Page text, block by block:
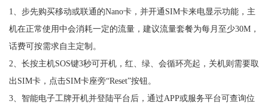
1、步先购买移动或联通的Nano卡，并开通SIM卡来电显示功能，主
机在正常使用中会消耗一定的流量，建议流量套餐为每月至少30M，
话费可按需求自主定制。
2、长按主机SOS键3秒可开机，红、绿、会循环亮起，关机则需要取
出SIM卡，点击SIM卡座旁“Reset”按钮。
3、智能电子工牌开机并登陆平台后，通过APP或服务平台可查询位